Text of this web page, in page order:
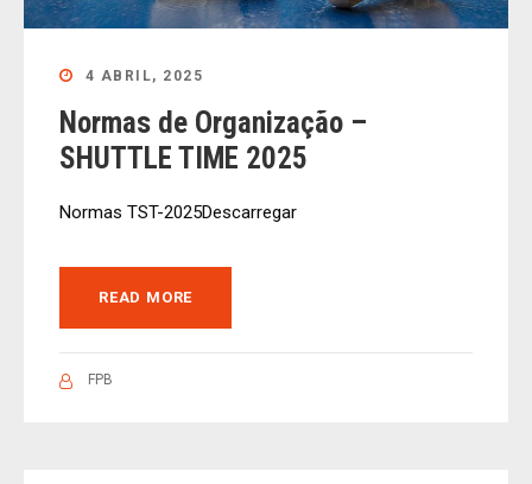
4 ABRIL, 2025
Normas de Organização –
SHUTTLE TIME 2025
Normas TST-2025Descarregar
READ MORE
FPB